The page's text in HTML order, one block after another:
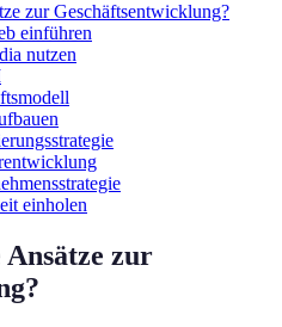
zur Geschäftsentwicklung?
einführen
nutzen
einholen
zur